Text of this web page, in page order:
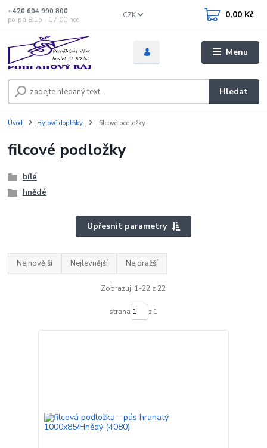
Menu
CZK
Hledat
+420 604 990 800
po-pá 8:15 - 17:00 hod
0,00 Kč
Úvod Bytové doplňky filcové podložky
filcové podložky
bílé
hnědé
Upřesnit parametry
Nejnovější Nejlevnější Nejdražší
Zobrazuji 1-22 z 22
strana z 1